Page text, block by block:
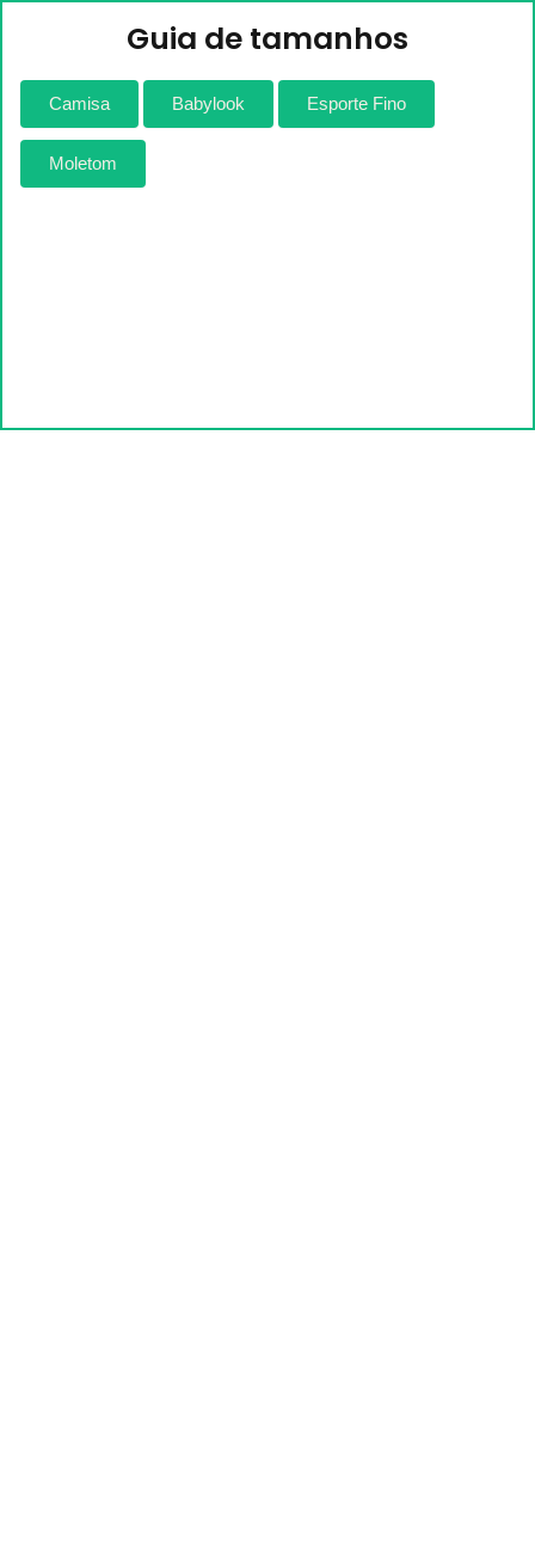
Guia de tamanhos
Camisa Babylook Esporte Fino
Moletom